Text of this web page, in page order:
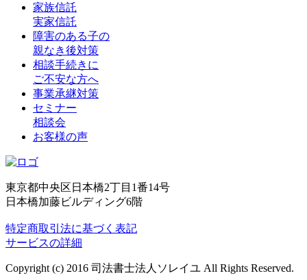
家族信託
実家信託
障害のある子の
親なき後対策
相談手続きに
ご不安な方へ
事業承継対策
セミナー
相談会
お客様の声
東京都中央区日本橋2丁目1番14号
日本橋加藤ビルディング6階
特定商取引法に基づく表記
サービスの詳細
Copyright (c) 2016 司法書士法人ソレイユ All Rights Reserved.